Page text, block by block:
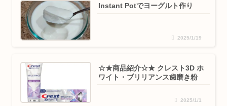
Instant Potでヨーグルト作り
2025/1/19
☆★商品紹介☆★ クレスト3D ホ
ワイト・ブリリアンス歯磨き粉
2025/1/1